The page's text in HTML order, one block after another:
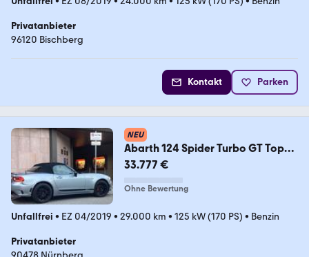
Privatanbieter
96120 Bischberg
Kontakt Parken
NEU
Abarth 124 Spider Turbo GT Top
Zustand
33.777 €
Ohne Bewertung
Unfallfrei • EZ 04/2019 • 29.000 km • 125 kW (170 PS) • Benzin
Privatanbieter